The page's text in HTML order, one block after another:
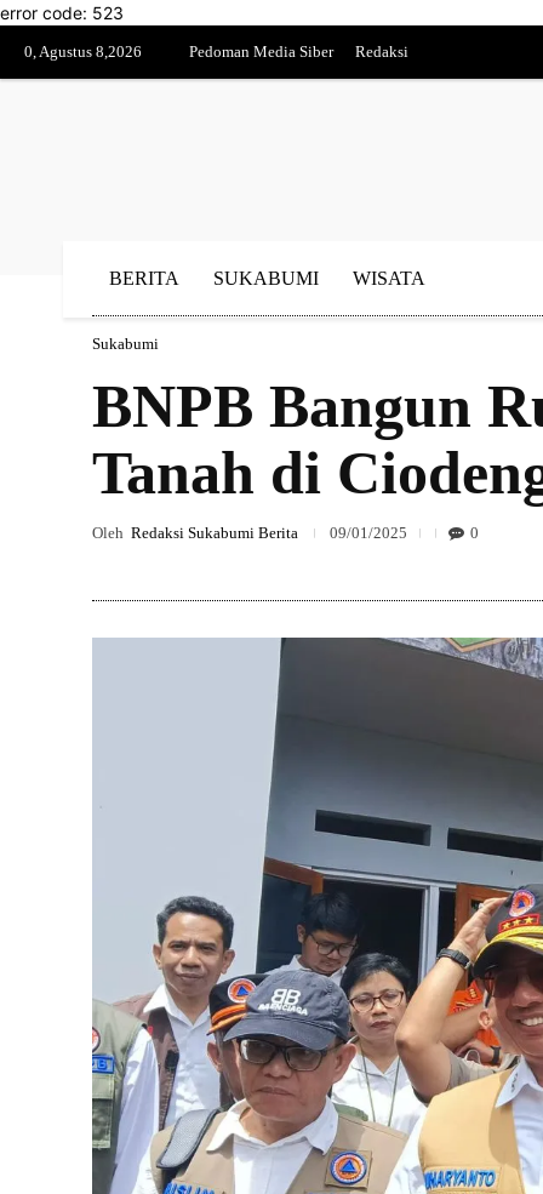
error code: 523
0, Agustus 8,2026 Pedoman Media Siber Redaksi
BERITA SUKABUMI WISATA
Sukabumi
BNPB Bangun
Tanah di
Oleh Redaksi Sukabumi Berita 09/01/2025 0